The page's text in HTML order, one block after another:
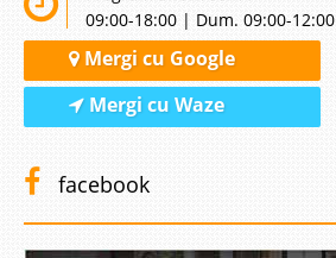
09:00-18:00 | Dum. 09:00-12:00
Mergi cu Google
Mergi cu Waze
facebook